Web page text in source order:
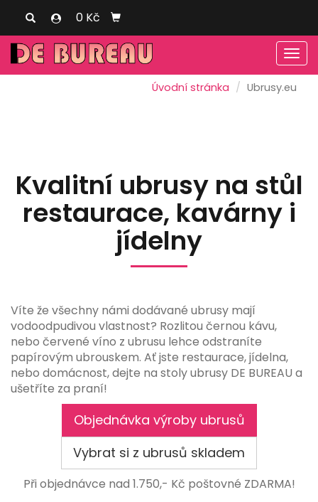
0 Kč
Úvodní stránka Ubrusy.eu
Kvalitní ubrusy na stůl
restaurace, kavárny i
jídelny
Víte že všechny námi dodávané ubrusy mají
vodoodpudivou vlastnost? Rozlitou černou kávu,
nebo červené víno z ubrusu lehce odstraníte
papírovým ubrouskem. Ať jste restaurace, jídelna,
nebo domácnost, dejte na stoly ubrusy DE BUREAU a
ušetříte za praní!
Objednávka výroby ubrusů
Vybrat si z ubrusů skladem
Při objednávce nad 1.750,- Kč poštovné ZDARMA!